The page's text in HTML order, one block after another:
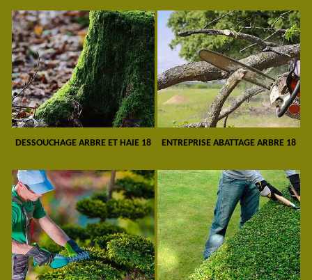
DESSOUCHAGE ARBRE ET HAIE 18 ENTREPRISE ABATTAGE ARBRE 18